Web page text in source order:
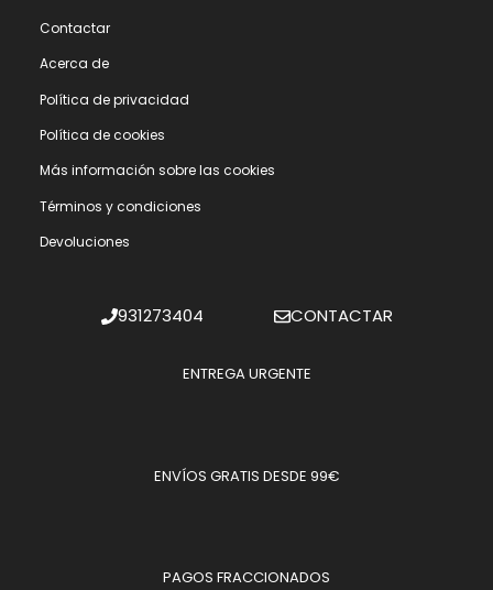
Contactar
Acerca de
Polí­tica de privacidad
Polí­tica de cookies
Más información sobre las cookies
Términos y condiciones
Devoluciones
931273404 CONTACTAR
ENTREGA URGENTE
ENVÍOS GRATIS DESDE 99€
PAGOS FRACCIONADOS